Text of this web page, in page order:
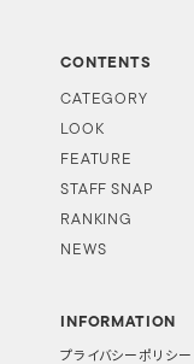
CONTENTS
CATEGORY
LOOK
FEATURE
STAFF SNAP
RANKING
NEWS
INFORMATION
プライバシーポリシー